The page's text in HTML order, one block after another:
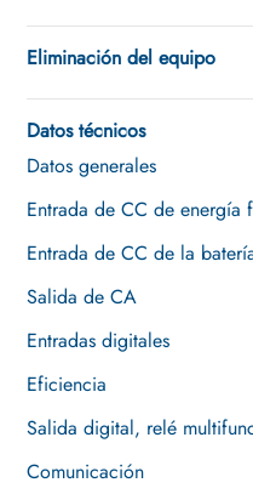
Eliminación del equipo
Datos técnicos
Datos generales
Entrada de CC de energía
Entrada de CC de la
Salida de CA
Entradas digitales
Eficiencia
Salida digital, relé
Comunicación